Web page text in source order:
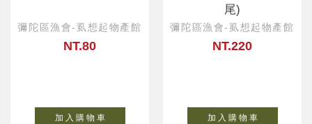
彌陀區漁會-虱想起物產館
NT.80
加 入 購 物 車
尾)
彌陀區漁會-虱想起物產館
NT.220
加 入 購 物 車